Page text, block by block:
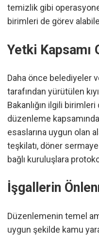
temizlik gibi
birimleri de görev
Yetki Kapsamı
Daha önce belediyeler
tarafından yürütülen
Bakanlığın ilgili
düzenleme
esaslarına uygun olan
teşkilatı, döner
bağlı kuruluşlara
İşgallerin
Düzenlemenin temel
uygun şekilde kamu